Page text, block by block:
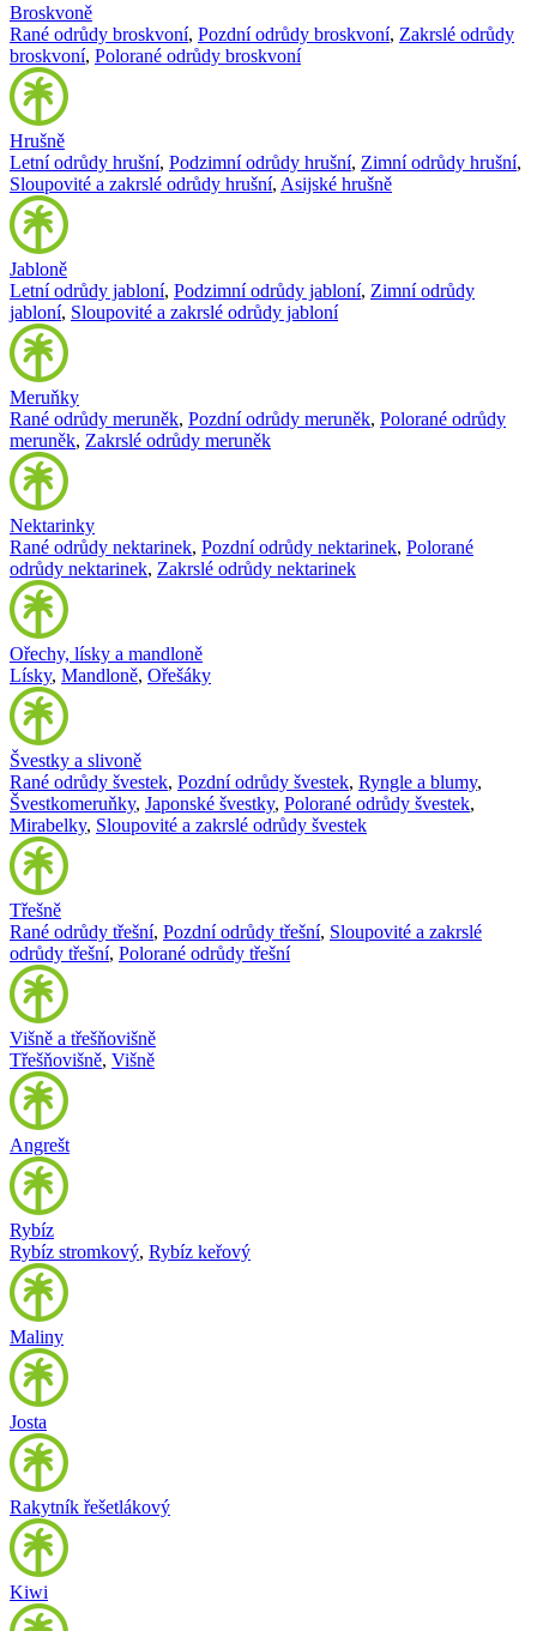
Broskvoně
Rané odrůdy broskvoní, Pozdní odrůdy broskvoní, Zakrslé odrůdy
broskvoní, Polorané odrůdy broskvoní
Hrušně
Letní odrůdy hrušní, Podzimní odrůdy hrušní, Zimní odrůdy hrušní,
Sloupovité a zakrslé odrůdy hrušní, Asijské hrušně
Jabloně
Letní odrůdy jabloní, Podzimní odrůdy jabloní, Zimní odrůdy
jabloní, Sloupovité a zakrslé odrůdy jabloní
Meruňky
Rané odrůdy meruněk, Pozdní odrůdy meruněk, Polorané odrůdy
meruněk, Zakrslé odrůdy meruněk
Nektarinky
Rané odrůdy nektarinek, Pozdní odrůdy nektarinek, Polorané
odrůdy nektarinek, Zakrslé odrůdy nektarinek
Ořechy, lísky a mandloně
Lísky, Mandloně, Ořešáky
Švestky a slivoně
Rané odrůdy švestek, Pozdní odrůdy švestek, Ryngle a blumy,
Švestkomeruňky, Japonské švestky, Polorané odrůdy švestek,
Mirabelky, Sloupovité a zakrslé odrůdy švestek
Třešně
Rané odrůdy třešní, Pozdní odrůdy třešní, Sloupovité a zakrslé
odrůdy třešní, Polorané odrůdy třešní
Višně a třešňovišně
Třešňovišně, Višně
Angrešt
Rybíz
Rybíz stromkový, Rybíz keřový
Maliny
Josta
Rakytník řešetlákový
Kiwi